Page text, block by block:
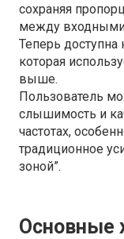
сохраняя
между
Теперь доступна
которая
выше.
Пользователь
слышимость и
частотах,
традиционное
зоной”.
Основные